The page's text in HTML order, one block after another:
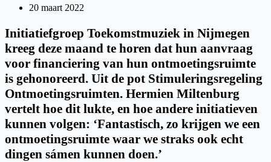
20 maart 2022
Initiatiefgroep Toekomstmuziek in Nijmegen
kreeg deze maand te horen dat hun aanvraag
voor financiering van hun ontmoetingsruimte
is gehonoreerd. Uit de pot Stimuleringsregeling
Ontmoetingsruimten. Hermien Miltenburg
vertelt hoe dit lukte, en hoe andere initiatieven
kunnen volgen: ‘Fantastisch, zo krijgen we een
ontmoetingsruimte waar we straks ook echt
dingen sámen kunnen doen.’